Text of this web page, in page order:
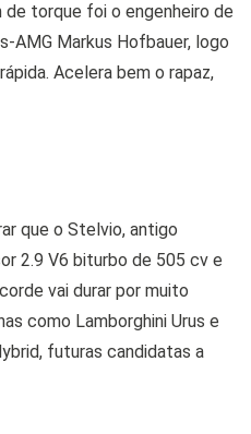
torque foi o engenheiro de
AMG Markus Hofbauer, logo
Acelera bem o rapaz,
que o Stelvio, antigo
2.9 V6 biturbo de 505 cv e
vai durar por muito
como Lamborghini Urus e
futuras candidatas a